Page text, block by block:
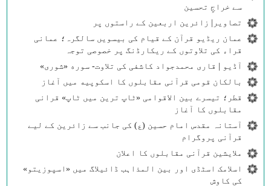
سے خراجِ تحسین
تصاویر| زائرین اربعین کے راستوں پر
عمان ریڈیو قرآن کے قیام کی بیسویں سالگرہ؛ عمانی
قراء کی تلاوتوں کے ریکارڈنگ پر خصوصی توجہ
آڈیو | قاری محمدجواد کاشفی کی تلاوت- سوره‌‌ «شوری»
بالکان قومی قرآنی مقابلوں کا اسکوپیه میں آغاز
قطر؛ تیسرے بین الاقوامی «ٹاپ ترین میں ٹاپ» قرانی
مقابلوں کا آغاز
آستانہ مقدس امام حسین (ع) کی جانب سے زائرین کے لیے
قرآنی پروگرام
ملایشین قرآنی مقابلوں کا اعلان
اسلامک اسٹڈی اور بین المذاہب ڈائیلاگ میں «اسپوزیتو»
کی کاوش